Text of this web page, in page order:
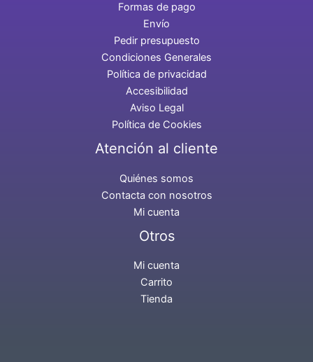
Formas de pago
Envío
Pedir presupuesto
Condiciones Generales
Política de privacidad
Accesibilidad
Aviso Legal
Política de Cookies
Atención al cliente
Quiénes somos
Contacta con nosotros
Mi cuenta
Otros
Mi cuenta
Carrito
Tienda